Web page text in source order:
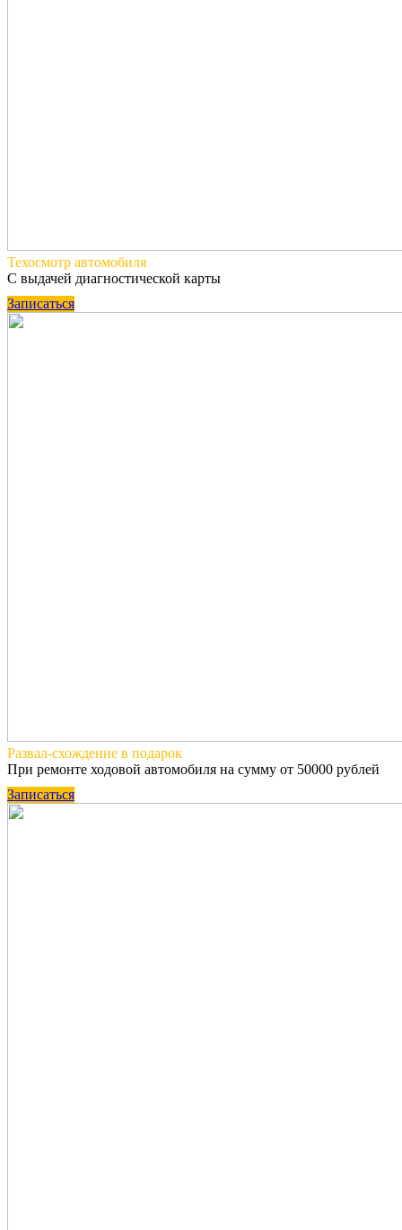
Техосмотр автомобиля
С выдачей диагностической карты
Записаться
Развал-схождение в подарок
При ремонте ходовой автомобиля на сумму от 50000 рублей
Записаться